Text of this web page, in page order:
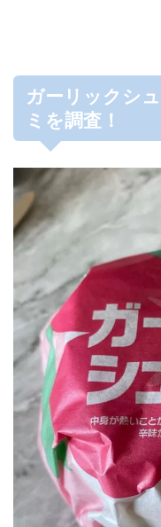
ガーリックシ
ミを調査！